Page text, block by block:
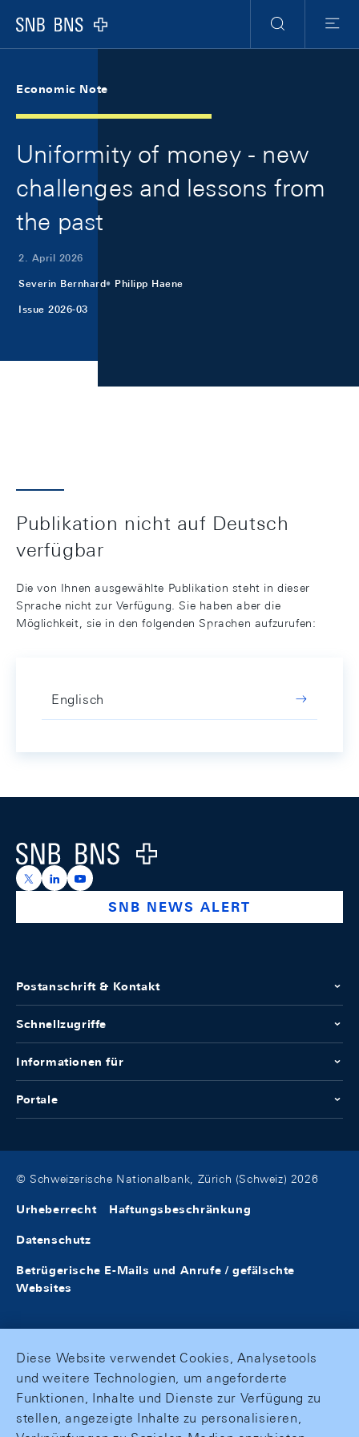
Logo
Suche
Menu
Economic Note
Uniformity of money - new
challenges and lessons from
the past
2. April 2026
Severin Bernhard Philipp Haene
Issue 2026-03
Publikation nicht auf Deutsch
verfügbar
Die von Ihnen ausgewählte Publikation steht in dieser
Sprache nicht zur Verfügung. Sie haben aber die
Möglichkeit, sie in den folgenden Sprachen aufzurufen:
Englisch
Logo
https://x.com/snb_bns
https://ch.linkedin.com/company/swiss-national-
https://www.youtube.com/@swissnationalbank
SNB NEWS ALERT
Postanschrift & Kontakt
Schnellzugriffe
Informationen für
Portale
© Schweizerische Nationalbank, Zürich (Schweiz) 2026
Urheberrecht Haftungsbeschränkung
Datenschutz
Betrügerische E-Mails und Anrufe / gefälschte
Websites
Diese Website verwendet Cookies, Analysetools
und weitere Technologien, um angeforderte
Funktionen, Inhalte und Dienste zur Verfügung zu
stellen, angezeigte Inhalte zu personalisieren,